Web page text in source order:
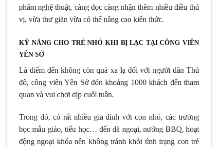
phẩm nghệ thuật, càng đọc càng nhận thêm nhiều điều thú
vị, vừa thư giãn vừa có thể nâng cao kiến thức.
KỸ NĂNG CHO TRẺ NHỎ KHI BỊ LẠC TẠI CÔNG VIÊN
YÊN SỞ
Là điểm đến không còn quá xa lạ đối với người dân Thủ
đô, công viên Yên Sở đón khoảng 1000 khách đến tham
quan và vui chơi dịp cuối tuần.
Trong đó, có rất nhiều gia đình với con nhỏ, các trường
học mẫu giáo, tiểu học… đến dã ngoại, nướng BBQ, hoạt
động ngoại khóa nên không tránh khỏi tình trạng con trẻ